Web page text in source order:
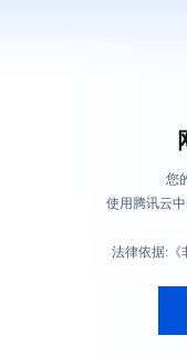
您
使用腾讯云
法律依据:《